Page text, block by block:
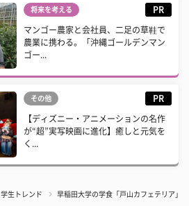
将来を考える PR
マンゴー農家と会社員、二足の草鞋で
農業に携わる。「沖縄ゴールデンマン
ゴー...
その他 PR
【ディズニー・アニメーションの名作
が“超”実写映画に進化】癒しと元気を
く...
学生トレンド 早稲田大学の学食「戸山カフェテリア」